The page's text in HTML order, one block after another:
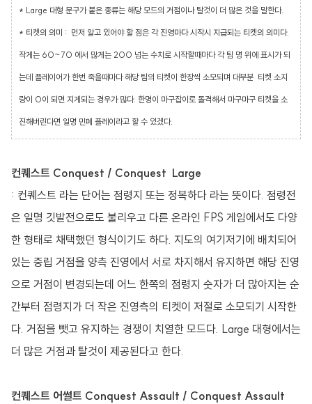
* Large 대형 문구가 붙은 종류는 해당 모드의 거점이나 탈것이 더 많은 것을 말한다.
* 티켓의 의미 : 먼저 알고 있어야 할 점은 각 진영마다 시작시 지급되는 티켓의 의미다.
작게는 60~70 에서 많게는 200 넘는 수치로 시작할때마다 각 팀 명 위에 표시가 되
는데 플레이어가 한번 죽을때마다 해당 팀의 티켓이 한장씩 소모되며 대부분 티켓 소지
량이 0이 되면 지게되는 경우가 많다. 한명이 마구잡이로 돌격해서 마구마구 티켓을 소
진해버린다면 일명 민폐 플레이라고 할 수 있겠다.
컨퀘스트 Conquest / Conquest Large
: 컨퀘스트 라는 단어는 점령지 또는 정복하다 라는 뜻이다. 점령전
은 일명 깃발전으로도 불리우고 다른 온라인 FPS 게임에서도 다양
한 형태로 채택했던 형식이기도 하다. 지도의 여기저기에 배치되어
있는 중립 거점을 양측 진영에서 서로 차지해서 유지하면 해당 진영
으로 거점이 변경되는데 어느 한쪽의 점령지 숫자가 더 많아지는 순
간부터 점령지가 더 작은 진영측의 티켓이 저절로 소모되기 시작한
다. 거점을 뺏고 유지하는 경쟁이 치열한 모드다. Large 대형에서는
더 많은 거점과 탈것이 제공된다고 한다.
컨퀘스트 어썰트 Conquest Assault / Conquest Assault